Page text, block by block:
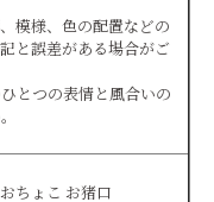
模様、色の配置などの
と誤差がある場合がご
とつの表情と風合いの
ちょこ お猪口